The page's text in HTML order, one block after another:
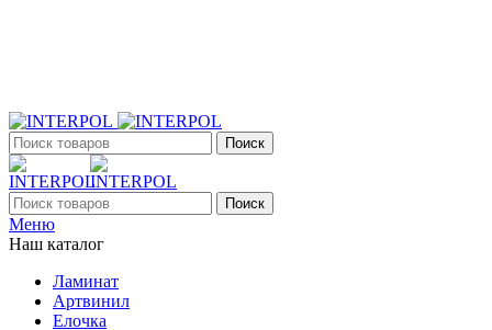
Поиск
Поиск
Меню
Наш каталог
Ламинат
Артвинил
Елочка